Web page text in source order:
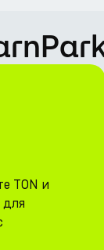
TON и
для